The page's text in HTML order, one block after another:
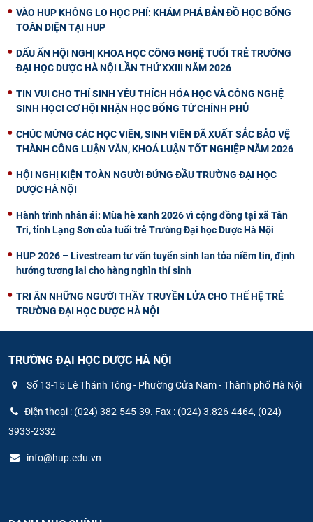
VÀO HUP KHÔNG LO HỌC PHÍ: KHÁM PHÁ BẢN ĐỒ HỌC BỔNG
TOÀN DIỆN TẠI HUP
DẤU ẤN HỘI NGHỊ KHOA HỌC CÔNG NGHỆ TUỔI TRẺ TRƯỜNG
ĐẠI HỌC DƯỢC HÀ NỘI LẦN THỨ XXIII NĂM 2026
TIN VUI CHO THÍ SINH YÊU THÍCH HÓA HỌC VÀ CÔNG NGHỆ
SINH HỌC! CƠ HỘI NHẬN HỌC BỔNG TỪ CHÍNH PHỦ
CHÚC MỪNG CÁC HỌC VIÊN, SINH VIÊN ĐÃ XUẤT SẮC BẢO VỆ
THÀNH CÔNG LUẬN VĂN, KHOÁ LUẬN TỐT NGHIỆP NĂM 2026
HỘI NGHỊ KIỆN TOÀN NGƯỜI ĐỨNG ĐẦU TRƯỜNG ĐẠI HỌC
DƯỢC HÀ NỘI
Hành trình nhân ái: Mùa hè xanh 2026 vì cộng đồng tại xã Tân
Tri, tỉnh Lạng Sơn của tuổi trẻ Trường Đại học Dược Hà Nội
HUP 2026 – Livestream tư vấn tuyển sinh lan tỏa niềm tin, định
hướng tương lai cho hàng nghìn thí sinh
TRI ÂN NHỮNG NGƯỜI THẦY TRUYỀN LỬA CHO THẾ HỆ TRẺ
TRƯỜNG ĐẠI HỌC DƯỢC HÀ NỘI
TRƯỜNG ĐẠI HỌC DƯỢC HÀ NỘI
Số 13-15 Lê Thánh Tông - Phường Cửa Nam - Thành phố Hà Nội
Điện thoại : (024) 382-545-39. Fax : (024) 3.826-4464, (024)
3933-2332
info@hup.edu.vn